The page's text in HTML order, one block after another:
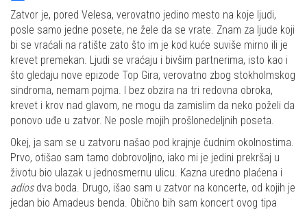
Share
Zatvor je, pored Velesa, verovatno jedino mesto na koje ljudi,
posle samo jedne posete, ne žele da se vrate. Znam za ljude koji
bi se vraćali na ratište zato što im je kod kuće suviše mirno ili je
krevet premekan. Ljudi se vraćaju i bivšim partnerima, isto kao i
što gledaju nove epizode Top Gira, verovatno zbog stokholmskog
sindroma, nemam pojma. I bez obzira na tri redovna obroka,
krevet i krov nad glavom, ne mogu da zamislim da neko poželi da
ponovo uđe u zatvor. Ne posle mojih prošlonedeljnih poseta.
Okej, ja sam se u zatvoru našao pod krajnje čudnim okolnostima.
Prvo, otišao sam tamo dobrovoljno, iako mi je jedini prekršaj u
životu bio ulazak u jednosmernu ulicu. Kazna uredno plaćena i
adiosdva boda. Drugo, išao sam u zatvor na koncerte, od kojih je
jedan bio Amadeus benda. Obično bih sam koncert ovog tipa